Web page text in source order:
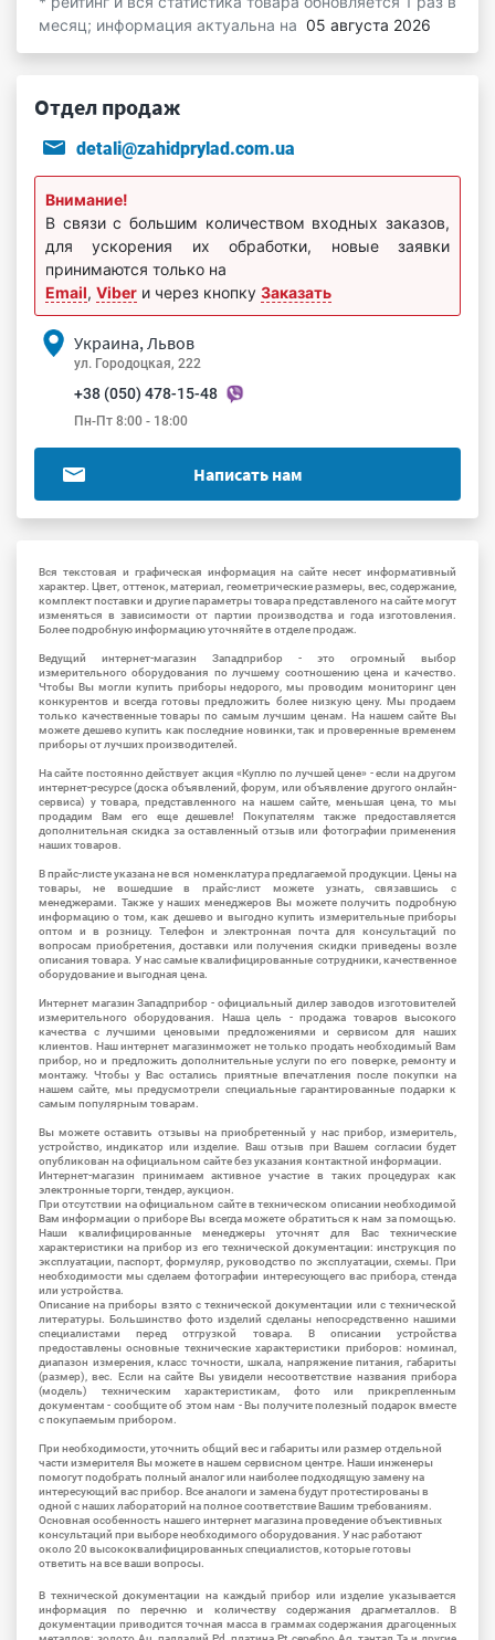
месяц; информация актуальна на 05 августа 2026
Отдел продаж
detali@zahidprylad.com.ua
Внимание!
В связи с большим количеством входных заказов,
для ускорения их обработки, новые заявки
принимаются только на
Email, Viber и через кнопку Заказать
Украина, Львов
ул. Городоцкая, 222
+38 (050) 478-15-48
Пн-Пт 8:00 - 18:00
Написать нам
Вся текстовая и графическая информация на сайте несет информативный
характер. Цвет, оттенок, материал, геометрические размеры, вес, содержание,
комплект поставки и другие параметры товара представленого на сайте могут
изменяться в зависимости от партии производства и года изготовления.
Более подробную информацию уточняйте в отделе продаж.
Ведущий интернет-магазин Западприбор - это огромный выбор
измерительного оборудования по лучшему соотношению цена и качество.
Чтобы Вы могли купить приборы недорого, мы проводим мониторинг цен
конкурентов и всегда готовы предложить более низкую цену. Мы продаем
только качественные товары по самым лучшим ценам. На нашем сайте Вы
можете дешево купить как последние новинки, так и проверенные временем
приборы от лучших производителей.
На сайте постоянно действует акция «Куплю по лучшей цене» - если на другом
интернет-ресурсе (доска объявлений, форум, или объявление другого онлайн-
сервиса) у товара, представленного на нашем сайте, меньшая цена, то мы
продадим Вам его еще дешевле! Покупателям также предоставляется
дополнительная скидка за оставленный отзыв или фотографии применения
наших товаров.
В прайс-листе указана не вся номенклатура предлагаемой продукции. Цены на
товары, не вошедшие в прайс-лист можете узнать, связавшись с
менеджерами. Также у наших менеджеров Вы можете получить подробную
информацию о том, как дешево и выгодно купить измерительные приборы
оптом и в розницу. Телефон и электронная почта для консультаций по
вопросам приобретения, доставки или получения скидки приведены возле
описания товара. У нас самые квалифицированные сотрудники, качественное
оборудование и выгодная цена.
Интернет магазин Западприбор - официальный дилер заводов изготовителей
измерительного оборудования. Наша цель - продажа товаров высокого
качества с лучшими ценовыми предложениями и сервисом для наших
клиентов. Наш интернет магазинможет не только продать необходимый Вам
прибор, но и предложить дополнительные услуги по его поверке, ремонту и
монтажу. Чтобы у Вас остались приятные впечатления после покупки на
нашем сайте, мы предусмотрели специальные гарантированные подарки к
самым популярным товарам.
Вы можете оставить отзывы на приобретенный у нас прибор, измеритель,
устройство, индикатор или изделие. Ваш отзыв при Вашем согласии будет
опубликован на официальном сайте без указания контактной информации.
Интернет-магазин принимаем активное участие в таких процедурах как
электронные торги, тендер, аукцион.
При отсутствии на официальном сайте в техническом описании необходимой
Вам информации о приборе Вы всегда можете обратиться к нам за помощью.
Наши квалифицированные менеджеры уточнят для Вас технические
характеристики на прибор из его технической документации: инструкция по
эксплуатации, паспорт, формуляр, руководство по эксплуатации, схемы. При
необходимости мы сделаем фотографии интересующего вас прибора, стенда
или устройства.
Описание на приборы взято с технической документации или с технической
литературы. Большинство фото изделий сделаны непосредственно нашими
специалистами перед отгрузкой товара. В описании устройства
предоставлены основные технические характеристики приборов: номинал,
диапазон измерения, класс точности, шкала, напряжение питания, габариты
(размер), вес. Если на сайте Вы увидели несоответствие названия прибора
(модель) техническим характеристикам, фото или прикрепленным
документам - сообщите об этом нам - Вы получите полезный подарок вместе
с покупаемым прибором.
При необходимости, уточнить общий вес и габариты или размер отдельной
части измерителя Вы можете в нашем сервисном центре. Наши инженеры
помогут подобрать полный аналог или наиболее подходящую замену на
интересующий вас прибор. Все аналоги и замена будут протестированы в
одной с наших лабораторий на полное соответствие Вашим требованиям.
Основная особенность нашего интернет магазина проведение объективных
консультаций при выборе необходимого оборудования. У нас работают
около 20 высококвалифицированных специалистов, которые готовы
ответить на все ваши вопросы.
В технической документации на каждый прибор или изделие указывается
информация по перечню и количеству содержания драгметаллов. В
документации приводится точная масса в граммах содержания драгоценных